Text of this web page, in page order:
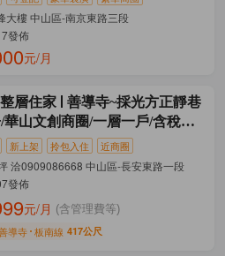
大樓 中山區-南京東路三段
發佈
元/月
整層住家
善導寺~採光方正靜巷
華山文創商圈/一層一戶/含稅可
新上架 拎包入住 近商圈
洽0909086668 中山區-長安東路一段
發佈
元/月 (含管理費等)
導寺 板南線 417公尺